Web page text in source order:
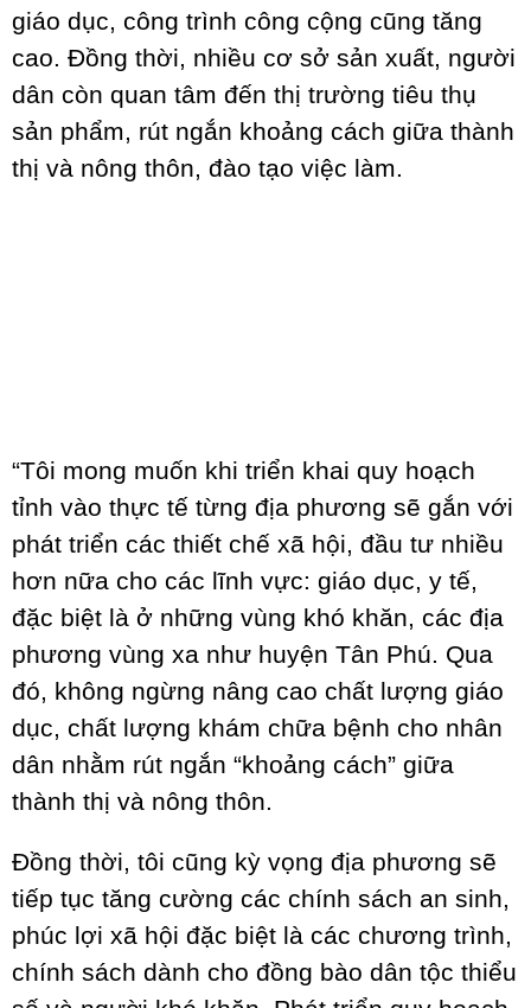
giáo dục, công trình công cộng cũng tăng
cao. Đồng thời, nhiều cơ sở sản xuất, người
dân còn quan tâm đến thị trường tiêu thụ
sản phẩm, rút ngắn khoảng cách giữa thành
thị và nông thôn, đào tạo việc làm.
“Tôi mong muốn khi triển khai quy hoạch
tỉnh vào thực tế từng địa phương sẽ gắn với
phát triển các thiết chế xã hội, đầu tư nhiều
hơn nữa cho các lĩnh vực: giáo dục, y tế,
đặc biệt là ở những vùng khó khăn, các địa
phương vùng xa như huyện Tân Phú. Qua
đó, không ngừng nâng cao chất lượng giáo
dục, chất lượng khám chữa bệnh cho nhân
dân nhằm rút ngắn “khoảng cách” giữa
thành thị và nông thôn.
Đồng thời, tôi cũng kỳ vọng địa phương sẽ
tiếp tục tăng cường các chính sách an sinh,
phúc lợi xã hội đặc biệt là các chương trình,
chính sách dành cho đồng bào dân tộc thiểu